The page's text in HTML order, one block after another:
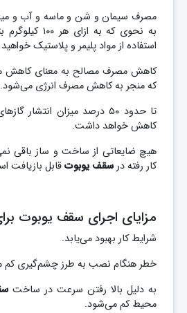
مصرف سیمان و شن و ماسه و آب و
استفاده از مواد پلیمر و پلاستیک
کاهش مصرف مصالح به معنای کاهش
که منجر به کاهش مصرف انرژی می‌شود.
کاهش خواهد داشت.
هیچ ضایعاتی از ساخت و ساز باقی
کار رفته در سقف یوبوتقابل بازیافت
مزایای اجرای سقف یوبوت
شرایط کار بهبود می‌یابد.
خطر هنگام نصب به طرز چشم‌گیری
به دلیل بالا رفتن سرعت در ساخت
محیط کم می‌شود.